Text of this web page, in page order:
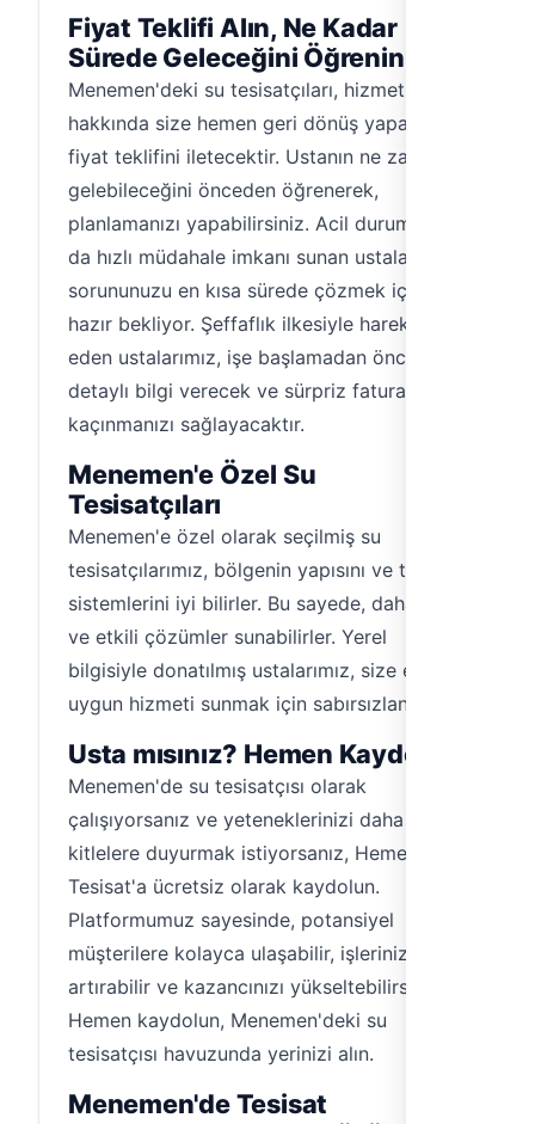
Fiyat Teklifi Alın, Ne Kadar
Sürede Geleceğini Öğrenin
Menemen'deki su tesisatçıları, hizmetleri
hakkında size hemen geri dönüş yaparak
fiyat teklifini iletecektir. Ustanın ne zaman
gelebileceğini önceden öğrenerek,
planlamanızı yapabilirsiniz. Acil durumlarda
da hızlı müdahale imkanı sunan ustalarımız,
sorununuzu en kısa sürede çözmek için
hazır bekliyor. Şeffaflık ilkesiyle hareket
eden ustalarımız, işe başlamadan önce size
detaylı bilgi verecek ve sürpriz faturalardan
kaçınmanızı sağlayacaktır.
Menemen'e Özel Su
Tesisatçıları
Menemen'e özel olarak seçilmiş su
tesisatçılarımız, bölgenin yapısını ve tesisat
sistemlerini iyi bilirler. Bu sayede, daha hızlı
ve etkili çözümler sunabilirler. Yerel
bilgisiyle donatılmış ustalarımız, size en
uygun hizmeti sunmak için sabırsızlanıyor.
Usta mısınız? Hemen Kaydolun!
Menemen'de su tesisatçısı olarak
çalışıyorsanız ve yeteneklerinizi daha geniş
kitlelere duyurmak istiyorsanız, Hemen
Tesisat'a ücretsiz olarak kaydolun.
Platformumuz sayesinde, potansiyel
müşterilere kolayca ulaşabilir, işlerinizi
artırabilir ve kazancınızı yükseltebilirsiniz.
Hemen kaydolun, Menemen'deki su
tesisatçısı havuzunda yerinizi alın.
Menemen'de Tesisat